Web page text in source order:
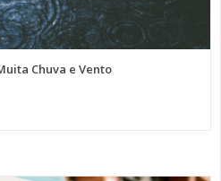
Chuva e Vento